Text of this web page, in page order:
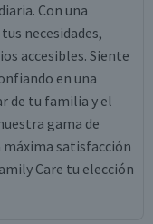
Con una
necesidades,
accesibles. Siente
en una
de tu familia y el
gama de
satisfacción
Care tu elección